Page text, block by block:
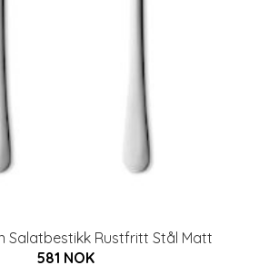
Salatbestikk Rustfritt Stål Matt
581 NOK